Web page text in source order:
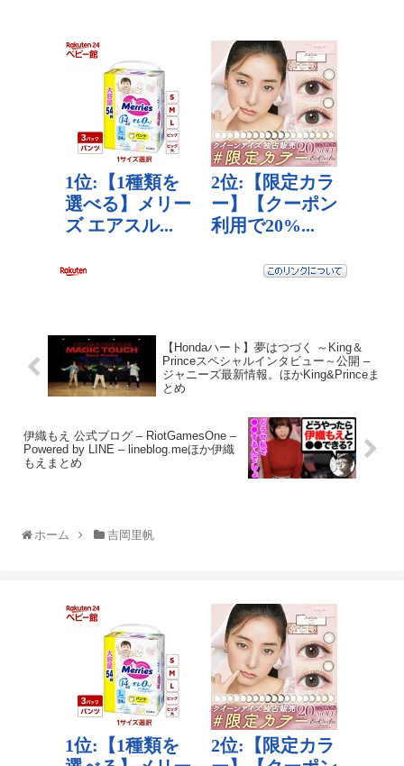
【Hondaハート】夢はつづく ～King＆
Princeスペシャルインタビュー～公開 –
ジャニーズ最新情報。ほかKing&Princeま
とめ
伊織もえ 公式ブログ – RiotGamesOne –
Powered by LINE – lineblog.meほか伊織
もえまとめ
ホーム 吉岡里帆